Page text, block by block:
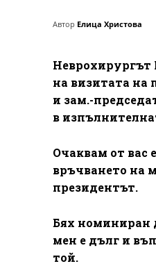
Автор Елица Христова
Неврохирургът
на визитата на
и зам.-
в
Очаквам от вас
връчването на
президентът.
Бях номиниран
мен е дълг и
той.